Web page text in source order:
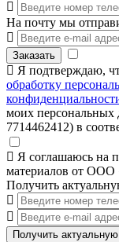
На почту мы
Заказать
Я подтверждаю,
обработку
моих
7714462412) в
Я соглашаюсь на
материалов от ООО
Получить
Получить